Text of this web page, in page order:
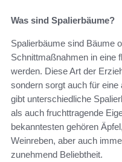
Was sind Spalierbäume?
Spalierbäume sind Bäume
Schnittmaßnahmen in eine
werden. Diese Art der
sondern sorgt auch für
gibt unterschiedliche
als auch fruchttragende
bekanntesten gehören
Weinreben, aber auch
zunehmend Beliebtheit.